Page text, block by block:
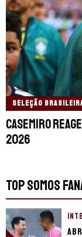
SELEÇÃO
Casemiro
2026
TOP SOMOS